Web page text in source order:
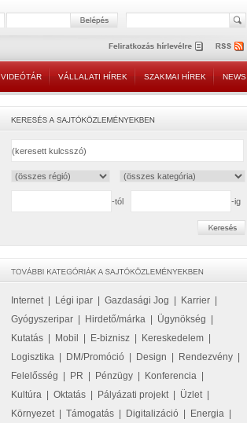
VIDEÓTÁR VÁLLALATI HÍREK SZAKMAI HÍREK NEWS
-tól -ig
Internet| Légi ipar Gazdasági Jog Karrier
Gyógyszeripar
Hirdető/márka Ügynökség
Kutatás
Mobil E-biznisz Kereskedelem
Logisztika
DM/Promóció Design Rendezvény
Felelősség
PR Pénzügy Konferencia
Kultúra
Oktatás Pályázati projekt| Üzlet|
Környezet| Támogatás Digitalizáció Energia